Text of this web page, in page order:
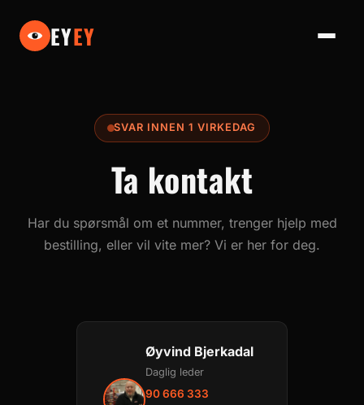
EYEY
SVAR INNEN 1 VIRKEDAG
Ta kontakt
Har du spørsmål om et nummer, trenger hjelp med
bestilling, eller vil vite mer? Vi er her for deg.
Øyvind Bjerkadal
Daglig leder
90 666 333